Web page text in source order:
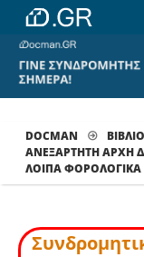
DOCMAN
ΑΝΕΞΑΡΤΗΤΗ ΑΡΧΗ
ΛΟΙΠΆ